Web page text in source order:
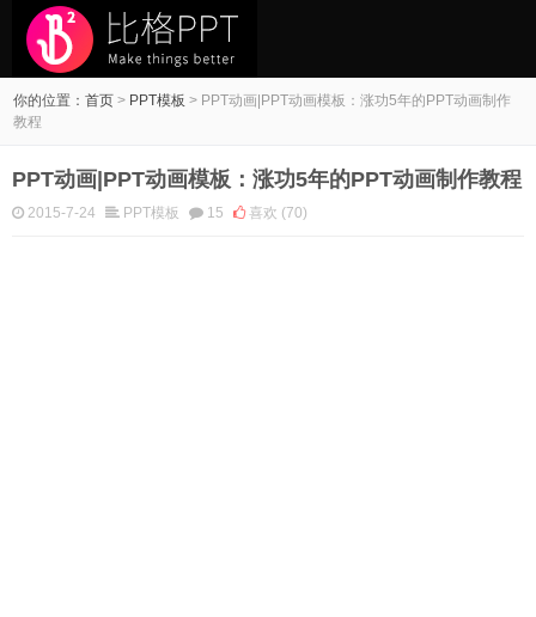
你的位置：首页 > PPT模板 > PPT动画|PPT动画模板：涨功5年的PPT动画制作
教程
PPT动画|PPT动画模板：涨功5年的PPT动画制作教程
2015-7-24 PPT模板 15 喜欢 (70)